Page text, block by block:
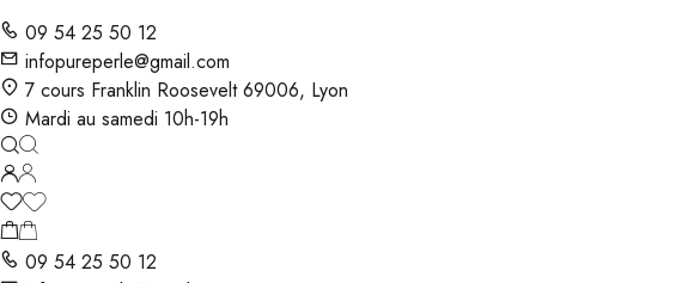
09 54 25 50 12
infopureperle@gmail.com
7 cours Franklin Roosevelt 69006, Lyon
Mardi au samedi 10h-19h
09 54 25 50 12